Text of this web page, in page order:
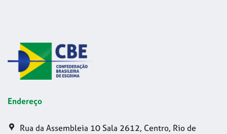
Endereço
Rua da Assembleia 10 Sala 2612, Centro, Rio de